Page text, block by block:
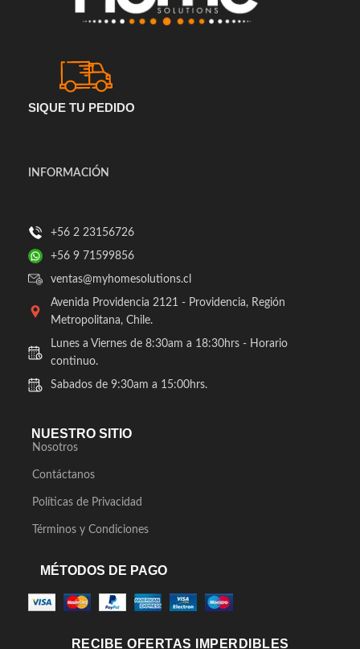
SIQUE TU PEDIDO
INFORMACIÓN
+56 2 23156726
+56 9 71599856
ventas@myhomesolutions.cl
Avenida Providencia 2121 - Providencia, Región
Metropolitana, Chile.
Lunes a Viernes de 8:30am a 18:30hrs - Horario
continuo.
Sabados de 9:30am a 15:00hrs.
NUESTRO SITIO
Nosotros
Contáctanos
Políticas de Privacidad
Términos y Condiciones
MÉTODOS DE PAGO
RECIBE OFERTAS IMPERDIBLES